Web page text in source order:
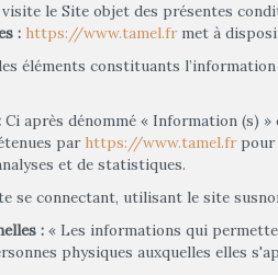
le Site objet des présentes
: https://www.tamel.frmet à
éléments constituants
Ci après dénommé « Information (s) »
par https://www.tamel.frpour
et de statistiques.
se connectant, utilisant le site
:« Les informations qui
physiques auxquelles elles